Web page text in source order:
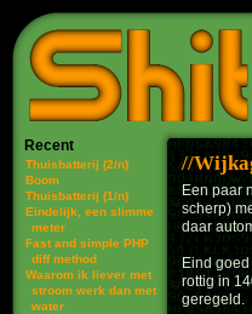
Recent
Thuisbatterij (2/n)
Boom
Thuisbatterij (1/n)
Eindelijk, een slimme
meter
Fast and simple PHP
diff method
Waarom ik liever met
stroom werk dan met
water
Een paar
scherp)
daar
Eind
rottig in
geregeld.